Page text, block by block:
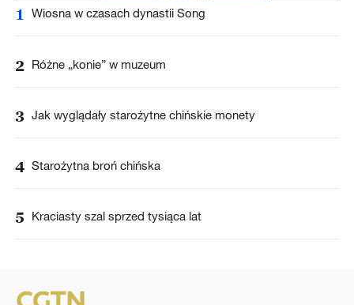
1 Wiosna w czasach dynastii Song
2 Różne „konie” w muzeum
3 Jak wyglądały starożytne chińskie monety
4 Starożytna broń chińska
5 Kraciasty szal sprzed tysiąca lat